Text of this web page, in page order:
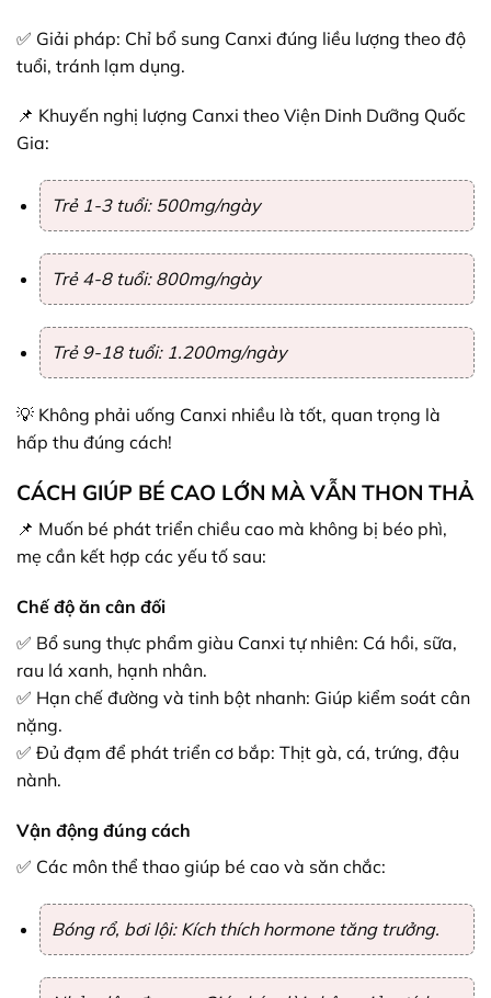
✅ Giải pháp: Chỉ bổ sung Canxi đúng liều lượng theo độ
tuổi, tránh lạm dụng.
📌 Khuyến nghị lượng Canxi theo Viện Dinh Dưỡng Quốc
Gia:
Trẻ 1-3 tuổi: 500mg/ngày
Trẻ 4-8 tuổi: 800mg/ngày
Trẻ 9-18 tuổi: 1.200mg/ngày
💡 Không phải uống Canxi nhiều là tốt, quan trọng là
hấp thu đúng cách!
CÁCH GIÚP BÉ CAO LỚN MÀ VẪN THON THẢ
📌 Muốn bé phát triển chiều cao mà không bị béo phì,
mẹ cần kết hợp các yếu tố sau:
Chế độ ăn cân đối
✅ Bổ sung thực phẩm giàu Canxi tự nhiên: Cá hồi, sữa,
rau lá xanh, hạnh nhân.
✅ Hạn chế đường và tinh bột nhanh: Giúp kiểm soát cân
nặng.
✅ Đủ đạm để phát triển cơ bắp: Thịt gà, cá, trứng, đậu
nành.
Vận động đúng cách
✅ Các môn thể thao giúp bé cao và săn chắc:
Bóng rổ, bơi lội: Kích thích hormone tăng trưởng.